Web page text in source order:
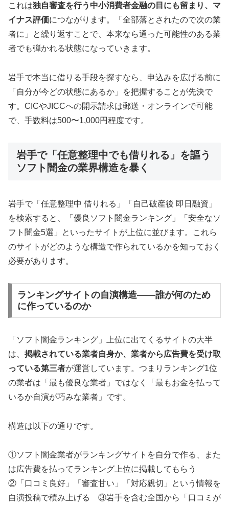
これは独自審査を行う中小消費者金融の目にも留まり、マ
イナス評価につながります。「全部落とされたので次の業
者に」と繰り返すことで、本来なら通った可能性のある業
者でも弾かれる状態になっていきます。
岩手で本当に借りる手段を探すなら、申込みを広げる前に
「自分が今どの状態にあるか」を把握することが先決で
す。CICやJICCへの開示請求は郵送・オンラインで可能
で、手数料は500〜1,000円程度です。
岩手で「任意整理中でも借りれる」を謳う
ソフト闇金の業界構造を暴く
岩手で「任意整理中 借りれる」「自己破産後 即日融資」
を検索すると、「優良ソフト闇金ランキング」「安全なソ
フト闇金5選」といったサイトが上位に並びます。これら
のサイトがどのような構造で作られているかを知っておく
必要があります。
ランキングサイトの自演構造——誰が何のため
に作っているのか
「ソフト闇金ランキング」上位に出てくるサイトの大半
は、 掲載されている業者自身か、業者から広告費を受け取
っている第三者が運営しています。つまりランキング1位
の業者は「最も優良な業者」ではなく「最もお金を払って
いるか自演が巧みな業者」です。
構造は以下の通りです。
①ソフト闇金業者がランキングサイトを自分で作る、また
は広告費を払ってランキング上位に掲載してもらう
②「口コミ良好」「審査甘い」「対応親切」という情報を
自演投稿で積み上げる ③岩手を含む全国から「口コミが